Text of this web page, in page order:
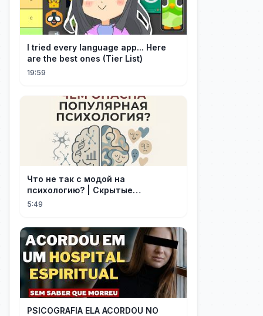
I tried every language app... Here
are the best ones (Tier List)
19:59
Что не так с модой на
психологию? | Скрытые
опасности популярности
5:49
PSICOGRAFIA ELA ACORDOU NO